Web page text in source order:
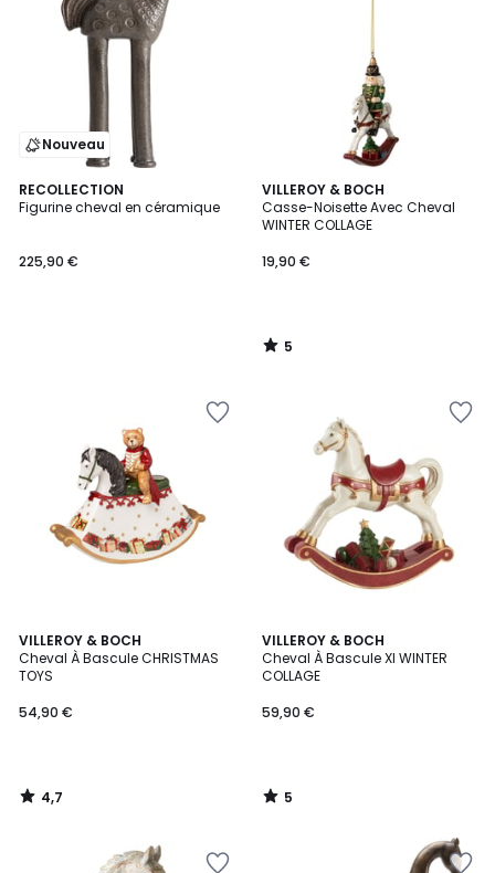
Nouveau
RECOLLECTION
Figurine cheval en céramique
225,90 €
VILLEROY & BOCH
Casse-Noisette Avec Cheval
WINTER COLLAGE
19,90 €
5
/
5
5
/
VILLEROY & BOCH
Cheval À Bascule CHRISTMAS
TOYS
54,90 €
4,7
/ 5
4,7
/
VILLEROY & BOCH
Cheval À Bascule Xl WINTER
COLLAGE
59,90 €
5
/
5
5
/